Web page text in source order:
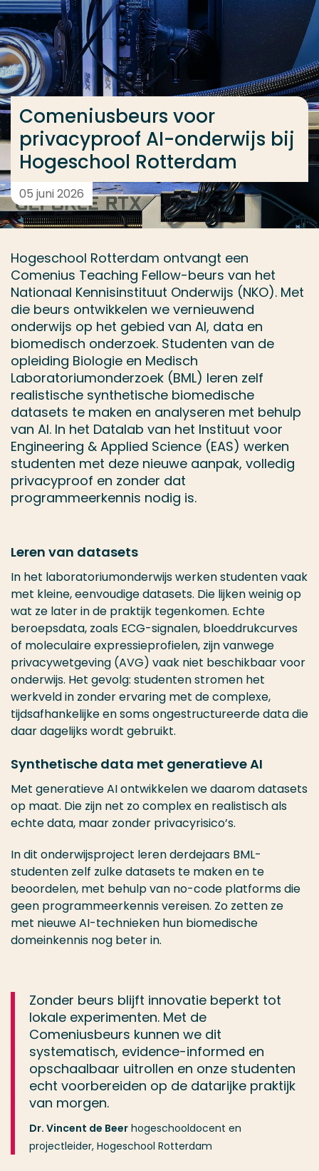
Ga direct naar de content
... > Comeniusbeurs voor privacyproof AI-onderwijs
Comeniusbeurs voor
privacyproof AI-onderwijs bij
Hogeschool Rotterdam
05 juni 2026
Hogeschool Rotterdam ontvangt een
Comenius Teaching Fellow-beurs van het
Nationaal Kennisinstituut Onderwijs (NKO). Met
die beurs ontwikkelen we vernieuwend
onderwijs op het gebied van AI, data en
biomedisch onderzoek. Studenten van de
opleiding Biologie en Medisch
Laboratoriumonderzoek (BML) leren zelf
realistische synthetische biomedische
datasets te maken en analyseren met behulp
van AI. In het Datalab van het Instituut voor
Engineering & Applied Science (EAS) werken
studenten met deze nieuwe aanpak, volledig
privacyproof en zonder dat
programmeerkennis nodig is.
Leren van datasets
In het laboratoriumonderwijs werken studenten vaak
met kleine, eenvoudige datasets. Die lijken weinig op
wat ze later in de praktijk tegenkomen. Echte
beroepsdata, zoals ECG-signalen, bloeddrukcurves
of moleculaire expressieprofielen, zijn vanwege
privacywetgeving (AVG) vaak niet beschikbaar voor
onderwijs. Het gevolg: studenten stromen het
werkveld in zonder ervaring met de complexe,
tijdsafhankelijke en soms ongestructureerde data die
daar dagelijks wordt gebruikt.
Synthetische data met generatieve AI
Met generatieve AI ontwikkelen we daarom datasets
op maat. Die zijn net zo complex en realistisch als
echte data, maar zonder privacyrisico’s.
In dit onderwijsproject leren derdejaars BML-
studenten zelf zulke datasets te maken en te
beoordelen, met behulp van no-code platforms die
geen programmeerkennis vereisen. Zo zetten ze
met nieuwe AI-technieken hun biomedische
domeinkennis nog beter in.
Zonder beurs blijft innovatie beperkt tot
lokale experimenten. Met de
Comeniusbeurs kunnen we dit
systematisch, evidence-informed en
opschaalbaar uitrollen en onze studenten
echt voorbereiden op de datarijke praktijk
van morgen.
Dr. Vincent de Beer hogeschooldocent en
projectleider, Hogeschool Rotterdam
Veel gezocht
Opleiding
Contact